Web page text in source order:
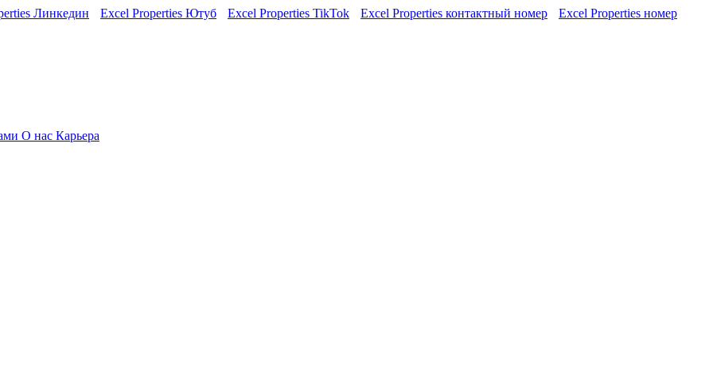
Линкедин Excel Properties Ютуб Excel Properties TikTok Excel Properties контактный номер Excel Properties номер
О нас Карьера